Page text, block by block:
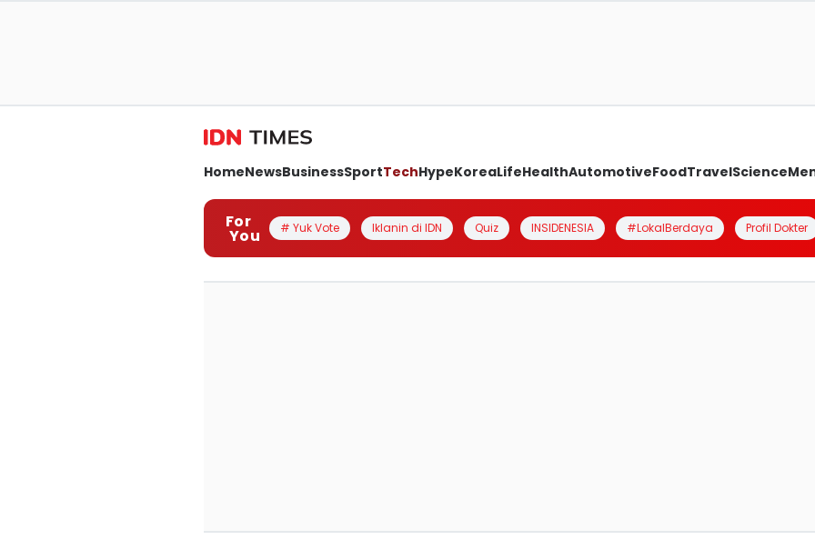
HomeNewsBusinessSportTechHypeKoreaLifeHealthAutomotiveFoodTravelScience
For
You # Yuk Vote Iklanin di IDN Quiz INSIDENESIA #LokalBerdaya Profil Dokter